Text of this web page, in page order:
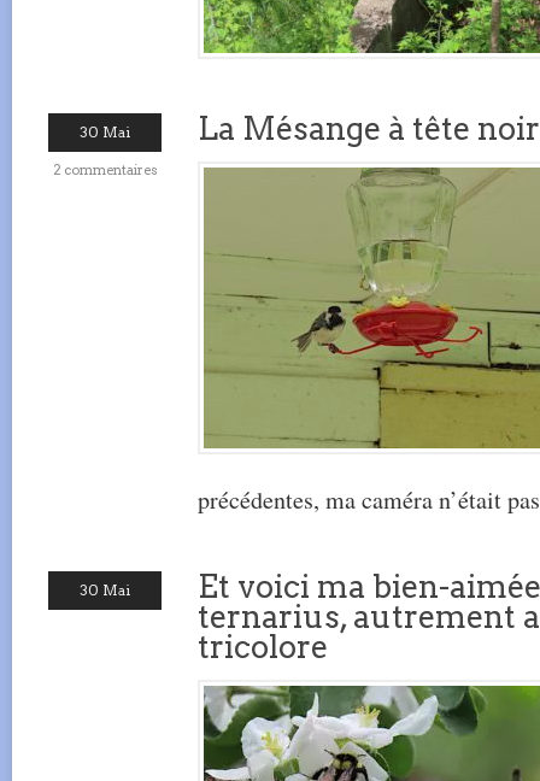
30 Mai
2 commentaires
La Mésange à tête
précédentes, ma caméra n’était
30 Mai
Et voici ma bien-
ternarius, autrement
tricolore